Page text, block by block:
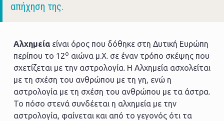
απήχηση της.
Αλχημείαείναι όρος που δόθηκε στη Δυτική Ευρώπη
περίπου το 12ο αιώνα μ.Χ. σε έναν τρόπο σκέψης που
σχετίζεται με την αστρολογία. Η Αλχημεία ασχολείται
με τη σχέση του ανθρώπου με τη γη, ενώ η
αστρολογία με τη σχέση του ανθρώπου με τα άστρα.
Το πόσο στενά συνδέεται η αλχημεία με την
αστρολογία, φαίνεται και από το γεγονός ότι τα